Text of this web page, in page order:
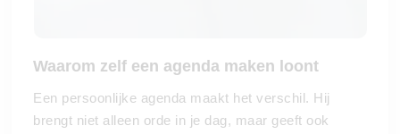
Waarom zelf een agenda maken loont
Een persoonlijke agenda maakt het verschil. Hij
brengt niet alleen orde in je dag, maar geeft ook